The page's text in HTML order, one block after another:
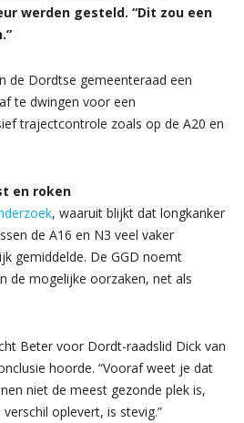
werden gesteld. “Dit zou een
de Dordtse gemeenteraad een
te dwingen voor een
trajectcontrole zoals op de A20 en
en roken
, waaruit blijkt dat longkanker
de A16 en N3 veel vaker
gemiddelde. De GGD noemt
de mogelijke oorzaken, net als
Beter voor Dordt-raadslid Dick van
hoorde. “Vooraf weet je dat
niet de meest gezonde plek is,
oplevert, is stevig.”